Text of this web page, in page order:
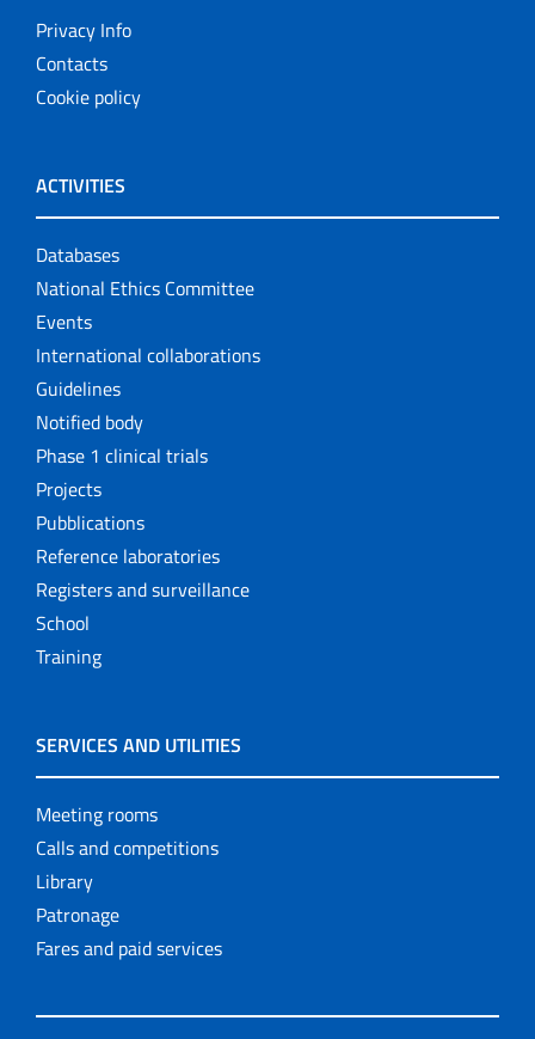
Privacy Info
Contacts
Cookie policy
ACTIVITIES
Databases
National Ethics Committee
Events
International collaborations
Guidelines
Notified body
Phase 1 clinical trials
Projects
Pubblications
Reference laboratories
Registers and surveillance
School
Training
SERVICES AND UTILITIES
Meeting rooms
Calls and competitions
Library
Patronage
Fares and paid services